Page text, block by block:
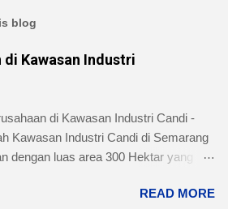
blog
di Kawasan Industri
di Kawasan Industri Candi -
Kawasan Industri Candi di Semarang
dengan luas area 300 Hektar yang
memiliki fasilitas tanah yang siap
READ MORE